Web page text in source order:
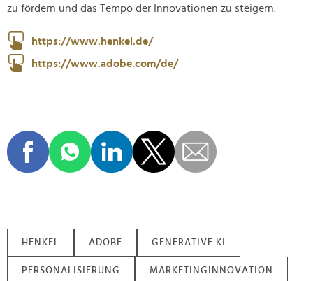
zu fördern und das Tempo der Innovationen zu steigern.
https://www.henkel.de/
https://www.adobe.com/de/
HENKEL ADOBE GENERATIVE KI
PERSONALISIERUNG MARKETINGINNOVATION